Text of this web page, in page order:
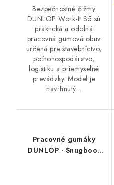
Bezpečnostné čižmy
DUNLOP Work-It S5 sú
praktická a odolná
pracovná gumová obuv
určená pre stavebníctvo,
poľnohospodárstvo,
logistiku a priemyselné
prevádzky. Model je
navrhnutý...
Pracovné gumáky
DUNLOP - Snugboot